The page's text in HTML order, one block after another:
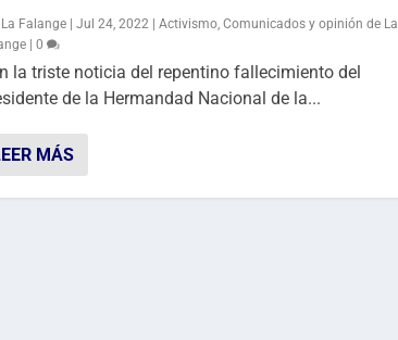
La Falange| Jul 24, 2022| Activismo, Comunicados y opinión de La
| 0
la triste noticia del repentino fallecimiento del
de la Hermandad Nacional de la...
MÁS